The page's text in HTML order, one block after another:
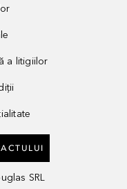
a litigiilor
SRL